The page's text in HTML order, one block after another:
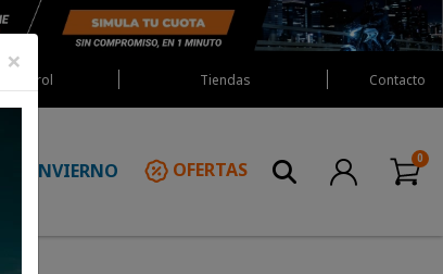
Castrol Tiendas Contacto
INVIERNO OFERTAS
×